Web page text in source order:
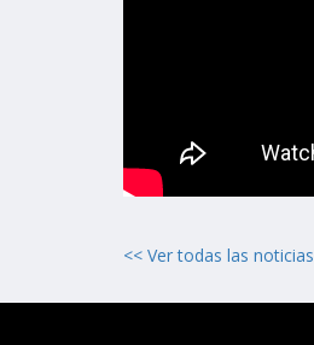
<< Ver todas las noticias